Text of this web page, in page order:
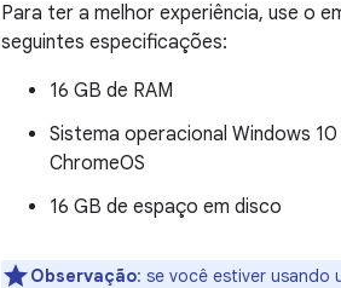
Para ter a melhor experiência, use o
seguintes especificações:
16 GB de RAM
Sistema operacional Windows
ChromeOS
16 GB de espaço em disco
Observação: se você estiver usando